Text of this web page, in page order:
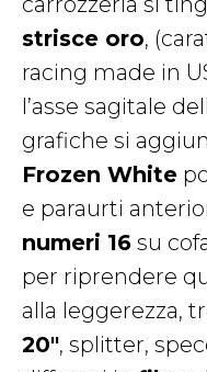
strisce oro,
racing made in
l’asse sagitale
grafiche si
Frozen White
e paraurti
numeri 16 su
per riprendere
alla leggerezza,
20″, splitter,